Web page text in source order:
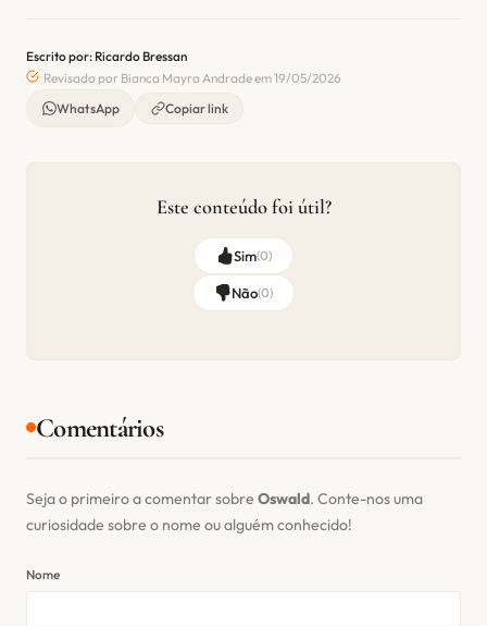
Escrito por: Ricardo Bressan
Revisado por Bianca Mayra Andrade em 19/05/2026
WhatsApp
Copiar link
Este conteúdo foi útil?
Sim(0)
Não(0)
Comentários
Seja o primeiro a comentar sobre Oswald. Conte-nos uma
curiosidade sobre o nome ou alguém conhecido!
Nome